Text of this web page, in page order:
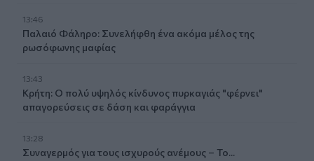
13:46
Παλαιό Φάληρο: Συνελήφθη ένα ακόμα μέλος της
ρωσόφωνης μαφίας
13:43
Κρήτη: Ο πολύ υψηλός κίνδυνος πυρκαγιάς "φέρνει"
απαγορεύσεις σε δάση και φαράγγια
13:28
Συναγερμός για τους ισχυρούς ανέμους – Το...